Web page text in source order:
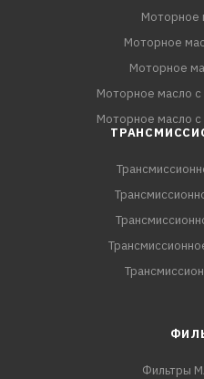
Моторное
Моторное
Моторное
Моторное масло с
Моторное масло с
Фильтры